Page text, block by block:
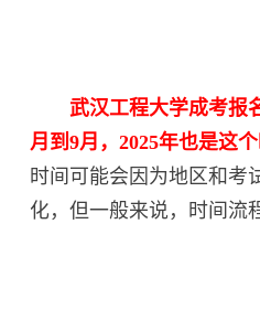
武汉工程大学成考报
月到9月，2025年也是这个
时间可能会因为地区和考
化，但一般来说，时间流